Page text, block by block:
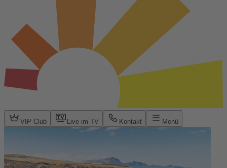
VIP Club Live im TV Kontakt Menü